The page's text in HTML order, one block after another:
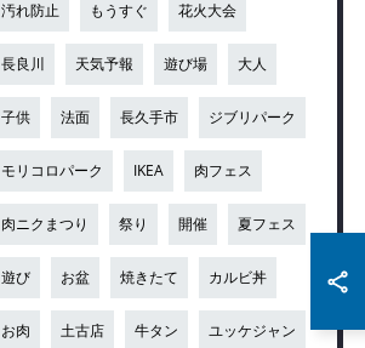
汚れ防止 もうすぐ 花火大会
長良川 天気予報 遊び場 大人
子供 法面 長久手市 ジブリパーク
モリコロパーク IKEA 肉フェス
肉ニクまつり 祭り 開催 夏フェス
遊び お盆 焼きたて カルビ丼
お肉 土古店 牛タン ユッケジャン